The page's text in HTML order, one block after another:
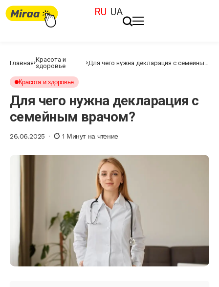
RU UA
Главная Красота и
здоровье
Для чего нужна декларация с семейным
Красота и здоровье
Для чего нужна декларация с
семейным врачом?
26.06.2025 1 Минут на чтение